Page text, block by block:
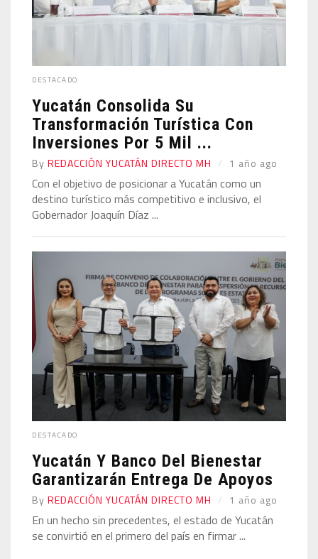
DESTACADO
Yucatán Consolida Su
Transformación Turística Con
Inversiones Por 5 Mil ...
By REDACCIÓN YUCATÁN DIRECTO MH 1 año ago
Con el objetivo de posicionar a Yucatán como un
destino turístico más competitivo e inclusivo, el
Gobernador Joaquín Díaz ...
DESTACADO
Yucatán Y Banco Del Bienestar
Garantizarán Entrega De Apoyos
By REDACCIÓN YUCATÁN DIRECTO MH 1 año ago
En un hecho sin precedentes, el estado de Yucatán
se convirtió en el primero del país en firmar ...